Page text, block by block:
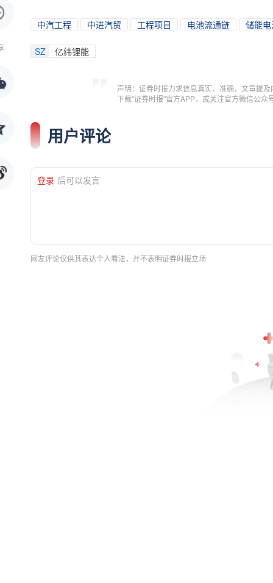
中汽工程 中进汽贸 工程项目 电池流通链 储能
SZ 亿纬锂能
声明：证券时报力求信息真实、准确，文章提
下载"证券时报"官方APP，或关注官方微信公
用户评论
登录 后可以发言
网友评论仅供其表达个人看法，并不表明证券时报立场